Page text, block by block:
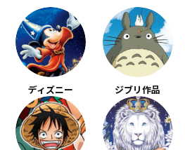
ディズニー ジブリ作品